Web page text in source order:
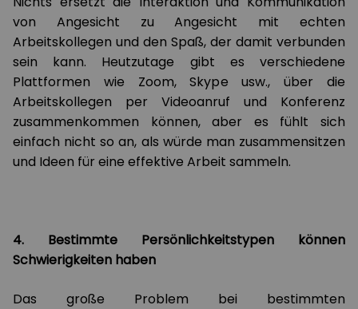
von Angesicht zu Angesicht mit echten
Arbeitskollegen und den Spaß, der damit verbunden
sein kann. Heutzutage gibt es verschiedene
Plattformen wie Zoom, Skype usw., über die
Arbeitskollegen per Videoanruf und Konferenz
zusammenkommen können, aber es fühlt sich
einfach nicht so an, als würde man zusammensitzen
und Ideen für eine effektive Arbeit sammeln.
4. Bestimmte Persönlichkeitstypen können
Schwierigkeiten haben
Das große Problem bei bestimmten